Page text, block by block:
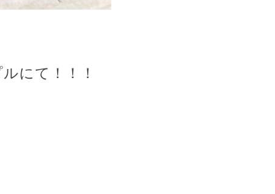
にて！！！